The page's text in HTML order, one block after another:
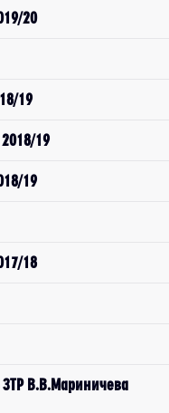
20
19
19
19
18
В.В.Мариничева